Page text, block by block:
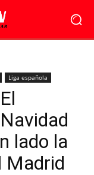
Liga española
lado la
Madrid